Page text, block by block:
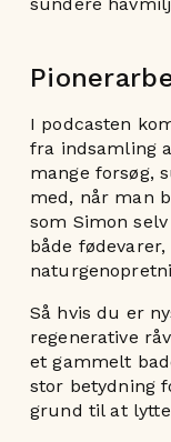
I podcasten
fra indsamling
mange forsøg,
med, når man
som Simon
både
Så hvis du er
regenerative
et gammelt
stor betydning
grund til at